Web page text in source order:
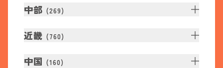
中部 (269)
近畿 (760)
中国 (160)